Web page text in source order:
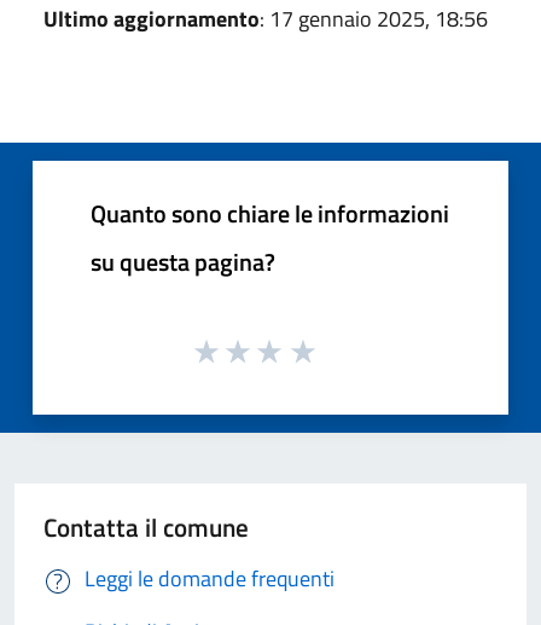
Ultimo aggiornamento: 17 gennaio 2025, 18:56
Quanto sono chiare le informazioni
su questa pagina?
Contatta il comune
Leggi le domande frequenti